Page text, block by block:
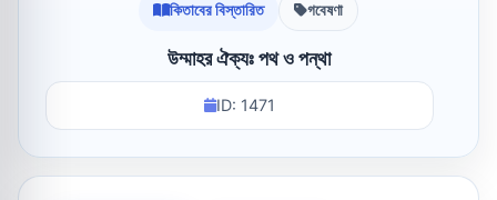
কিতাবের বিস্তারিত গবেষণা
উম্মাহর ঐক্যঃ পথ ও পন্থা
ID: 1471